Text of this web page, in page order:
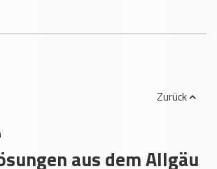
Zurück
aus dem Allgäu